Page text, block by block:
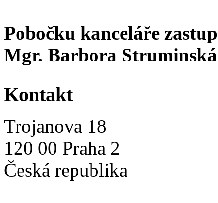
Pobočku kanceláře
Mgr. Barbora
Kontakt
Trojanova 18
120 00 Praha 2
Česká republika